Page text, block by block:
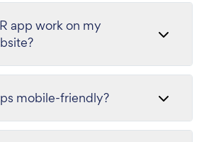
app work on my
mobile-friendly?